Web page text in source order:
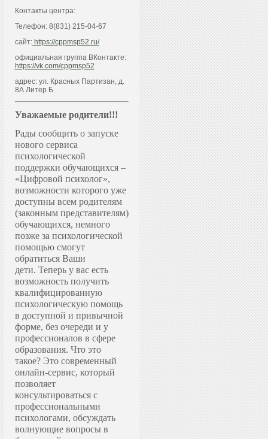
Контакты центра:
Телефон: 8(831) 215-04-67
сайт: https://cppmsp52.ru/
официальная группа ВКонтакте:
https://vk.com/cppmsp52
адрес: ул. Красных Партизан, д.
8А Литер Б
Уважаемые родители!!!
Рады сообщить о запуске
нового сервиса
психологической
поддержки обучающихся –
«Цифровой психолог»,
возможности которого уже
доступны всем родителям
(законным представителям)
обучающихся, немного
позже за психологической
помощью смогут
обратиться Ваши
дети. Теперь у вас есть
возможность получить
квалифицированную
психологическую помощь
в доступной и привычной
форме, без очереди и у
профессионалов в сфере
образования. Что это
такое? Это современный
онлайн-сервис, который
позволяет
консультироваться с
профессиональными
психологами, обсуждать
волнующие вопросы в